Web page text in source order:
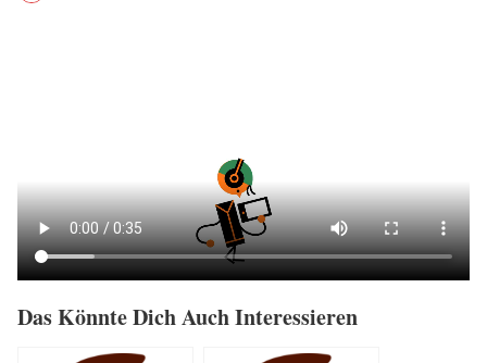
Das Könn­te Dich Auch Interessieren